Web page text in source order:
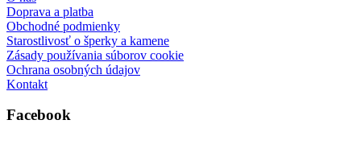
Doprava a platba
Obchodné podmienky
Starostlivosť o šperky a kamene
Zásady používania súborov cookie
Ochrana osobných údajov
Kontakt
Facebook